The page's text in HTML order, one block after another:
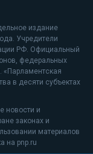
издание
Учредители
РФ. Официальный
федеральных
«Парламентская
в десяти субъектах
новости и
законах и
материалов
на pnp.ru